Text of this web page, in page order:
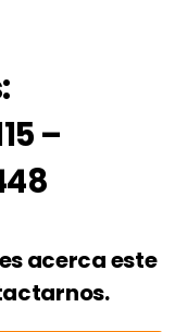
–
acerca este